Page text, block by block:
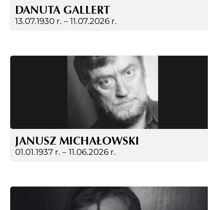
DANUTA GALLERT
13.07.1930 r. – 11.07.2026 r.
JANUSZ MICHAŁOWSKI
01.01.1937 r. – 11.06.2026 r.